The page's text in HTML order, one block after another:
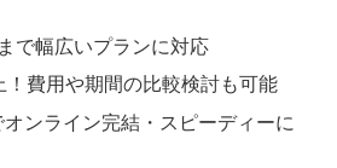
で幅広いプランに対応
！費用や期間の比較検討も可能
ンライン完結・スピーディーに